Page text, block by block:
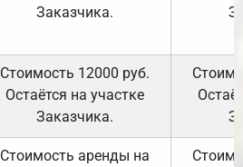
Заказчика.
Стоимость 12000 руб.
Остаётся на участке
Заказчика.
Стоимость аренды на